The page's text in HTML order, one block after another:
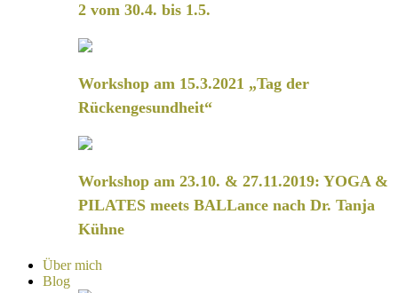
2 vom 30.4. bis 1.5.
Workshop am 15.3.2021 „Tag der
Rückengesundheit“
Workshop am 23.10. & 27.11.2019: YOGA &
PILATES meets BALLance nach Dr. Tanja
Kühne
Über mich
Blog